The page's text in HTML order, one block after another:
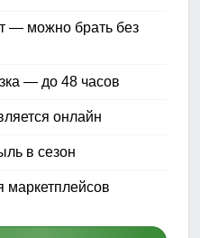
— можно брать без
— до 48 часов
онлайн
в сезон
маркетплейсов